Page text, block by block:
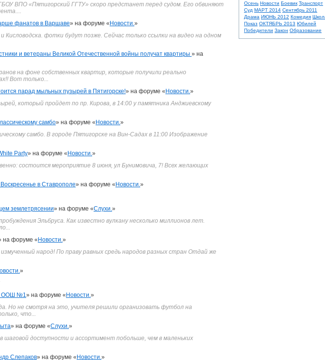
ВПО «Пятигорский ГГТУ» скоро предстанет перед судом. Его обвиняют
фанатов в Варшаве» на форуме « Новости.»
фотки будут позже. Сейчас только ссылки на видео на одном
и ветераны Великой Отечественной войны получат квартиры » на
на фоне собственных квартир, которые получили реально
Вот только...
парад мыльных пузырей в Пятигорске!» на форуме « Новости.»
который пройдет по пр. Кирова, в 14:00 у памятника Анджиевскому
самбо» на форуме « Новости.»
самбо. В городе Пятигорске на Вин-Садах в 11:00 Изображение
Party» на форуме « Новости.»
состоится мероприятие 8 июня, ул Бунимовича, 7! Всех желающих
в Ставрополе» на форуме « Новости.»
землетрясении» на форуме «Слухи.»
Эльбруса. Как известно вулкану несколько миллионов лет.
на форуме « Новости.»
народ! По праву равных средь народов разных стран Отдай же
»
ООШ №1» на форуме « Новости.»
Но не смотря на это, учителя решили организовать футбол на
что...
» на форуме «Слухи.»
шаговой доступности и ассортимент побольше, чем в маленьких
Слепаков» на форуме « Новости.»
Осень Новости Боевик Транспорт
Суд МАРТ 2014 Сентябрь 2011
Драма ИЮНЬ 2012 Комедия
Показ ОКТЯБРЬ 2013 Юбилей
Победители Закон Образование